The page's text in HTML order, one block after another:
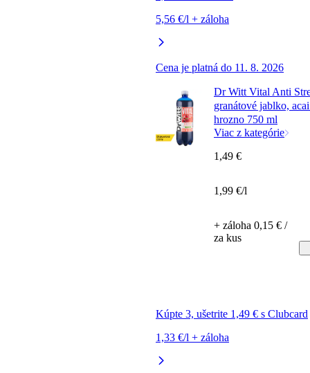
5,56 €/l + záloha
Cena je platná do 11. 8. 2026
Dr Witt Vital Anti
granátové jablko,
hrozno 750 ml
Viac z kategórie
Kúpte 3, ušetrite 1,49 € s Clubcard
1,33 €/l + záloha
1,49 €
1,99 €/l
+ záloha 0,15 € /
za kus